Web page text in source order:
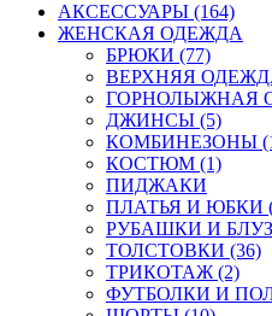
АКСЕССУАРЫ (164)
ЖЕНСКАЯ ОДЕЖДА
БРЮКИ (77)
ВЕРХНЯЯ
ГОРНОЛЫЖНАЯ
ДЖИНСЫ (5)
КОМБИНЕЗОНЫ
КОСТЮМ (1)
ПИДЖАКИ
ПЛАТЬЯ И ЮБКИ
РУБАШКИ И
ТОЛСТОВКИ (36)
ТРИКОТАЖ (2)
ФУТБОЛКИ И